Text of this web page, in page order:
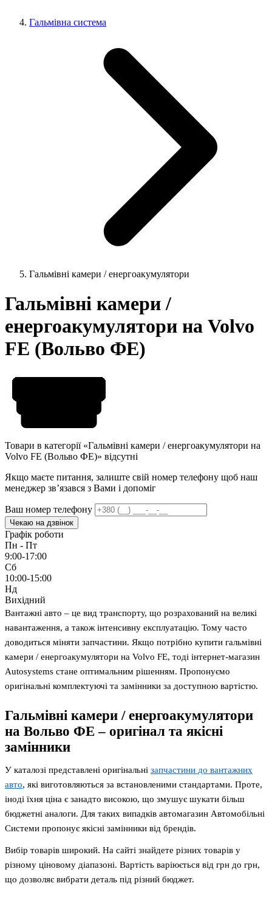
Гальмівна система
Гальмівні камери / енергоакумулятори
Гальмівні камери /
енергоакумулятори на Volvo
FE (Вольво ФЕ)
Товари в категорії «Гальмівні камери / енергоакумулятори на
Volvo FE (Вольво ФЕ)» відсутні
Якщо маєте питання, залиште свій номер телефону щоб наш
менеджер звʼязався з Вами і допоміг
Ваш номер телефону
Чекаю на дзвінок
Графік роботи
Пн - Пт
9:00-17:00
Сб
10:00-15:00
Нд
Вихідний
Вантажні авто – це вид транспорту, що розрахований на великі
навантаження, а також інтенсивну експлуатацію. Тому часто
доводиться міняти запчастини. Якщо потрібно купити гальмівні
камери / енергоакумулятори на Volvo FE, тоді інтернет-магазин
Autosystems стане оптимальним рішенням. Пропонуємо
оригінальні комплектуючі та замінники за доступною вартістю.
Гальмівні камери / енергоакумулятори
на Вольво ФЕ – оригінал та якісні
замінники
У каталозі представлені оригінальні запчастини до вантажних
авто, які виготовляються за встановленими стандартами. Проте,
іноді їхня ціна є занадто високою, що змушує шукати більш
бюджетні аналоги. Для таких випадків автомагазин Автомобільні
Системи пропонує якісні замінники від брендів.
Вибір товарів широкий. На сайті знайдете різних товарів у
різному ціновому діапазоні. Вартість варіюється від грн до грн,
що дозволяє вибрати деталь під різний бюджет.